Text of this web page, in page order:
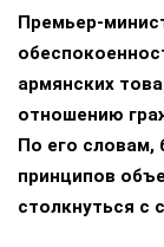
Премьер-
армянских
отношению
По его словам,
принципов
столкнуться с